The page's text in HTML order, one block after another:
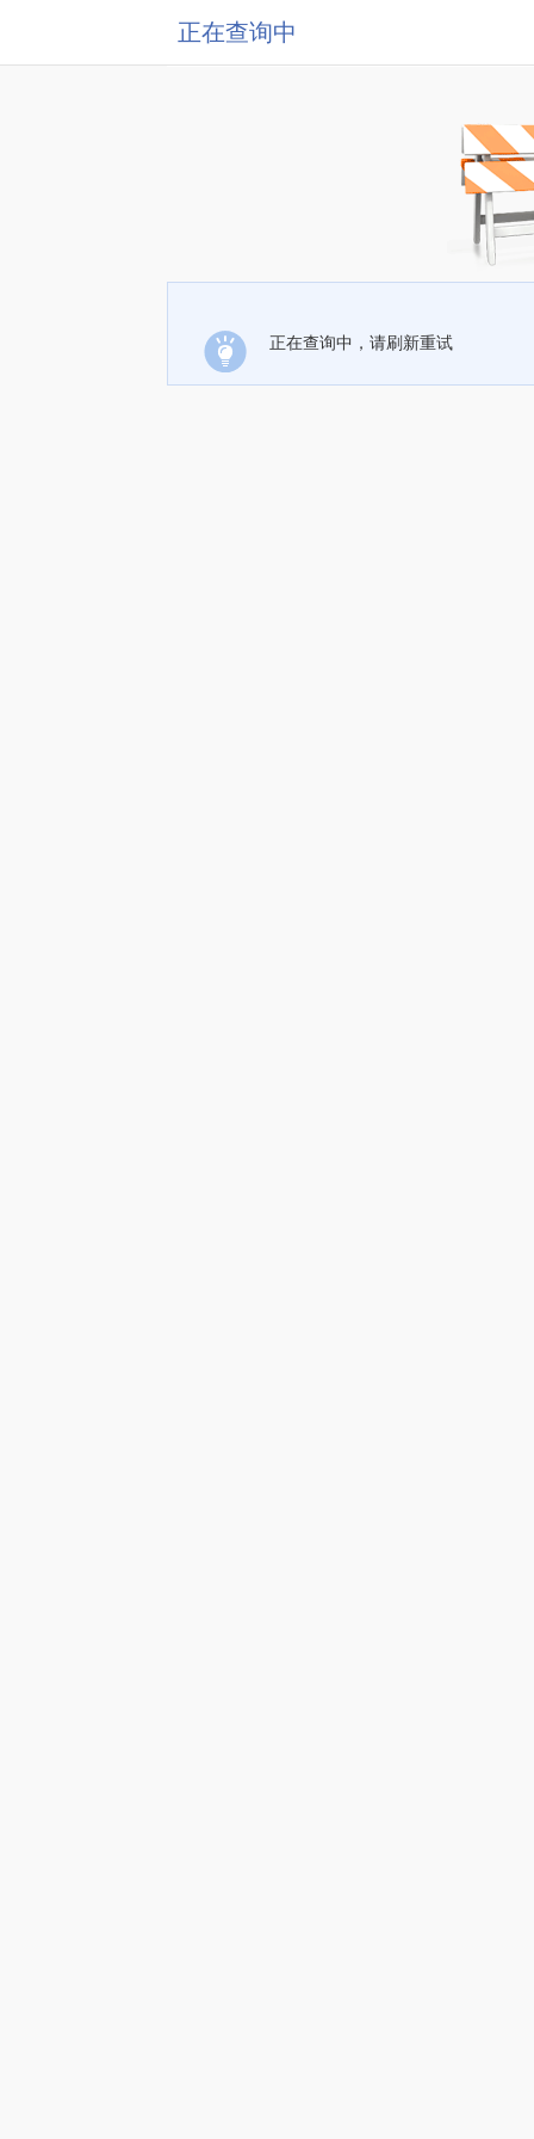
正在查询中
正在查询中，请刷新重试